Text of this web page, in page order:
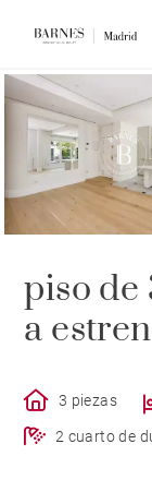
piso de
a
3 piezas
2 cuarto de